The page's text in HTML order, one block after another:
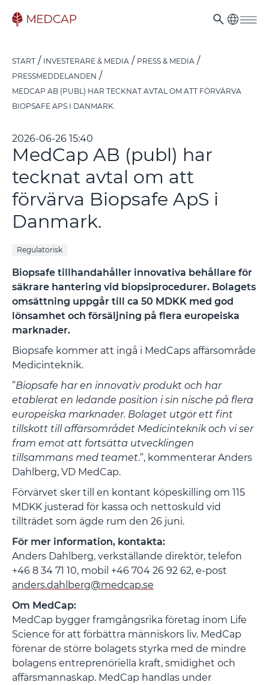
START INVESTERARE & MEDIA
PRESS & MEDIA
PRESSMEDDELANDEN
MEDCAP AB (PUBL) HAR TECKNAT AVTAL OM ATT FÖRVÄRVA
BIOPSAFE APS I DANMARK.
2026-06-26 15:40
MedCap AB (publ) har
tecknat avtal om att
förvärva Biopsafe ApS i
Danmark.
Regulatorisk
Biopsafe tillhandahåller innovativa behållare för
säkrare hantering vid biopsiprocedurer. Bolagets
omsättning uppgår till ca 50 MDKK med god
lönsamhet och försäljning på flera europeiska
marknader.
Biopsafe kommer att ingå i MedCaps affärsområde
Medicinteknik.
”Biopsafe har en innovativ produkt och har
etablerat en ledande position i sin nische på flera
europeiska marknader. Bolaget utgör ett fint
tillskott till affärsområdet Medicinteknik och vi ser
fram emot att fortsätta utvecklingen
tillsammans med teamet.”, kommenterar Anders
Dahlberg, VD MedCap.
Förvärvet sker till en kontant köpeskilling om 115
MDKK justerad för kassa och nettoskuld vid
tillträdet som ägde rum den 26 juni.
För mer information, kontakta:
Anders Dahlberg, verkställande direktör, telefon
+46 8 34 71 10, mobil +46 704 26 92 62, e-post
anders.dahlberg@medcap.se
Om MedCap:
MedCap bygger framgångsrika företag inom Life
Science för att förbättra människors liv. MedCap
förenar de större bolagets styrka med de mindre
bolagens entreprenöriella kraft, smidighet och
affärsmannaskap. MedCap handlas under